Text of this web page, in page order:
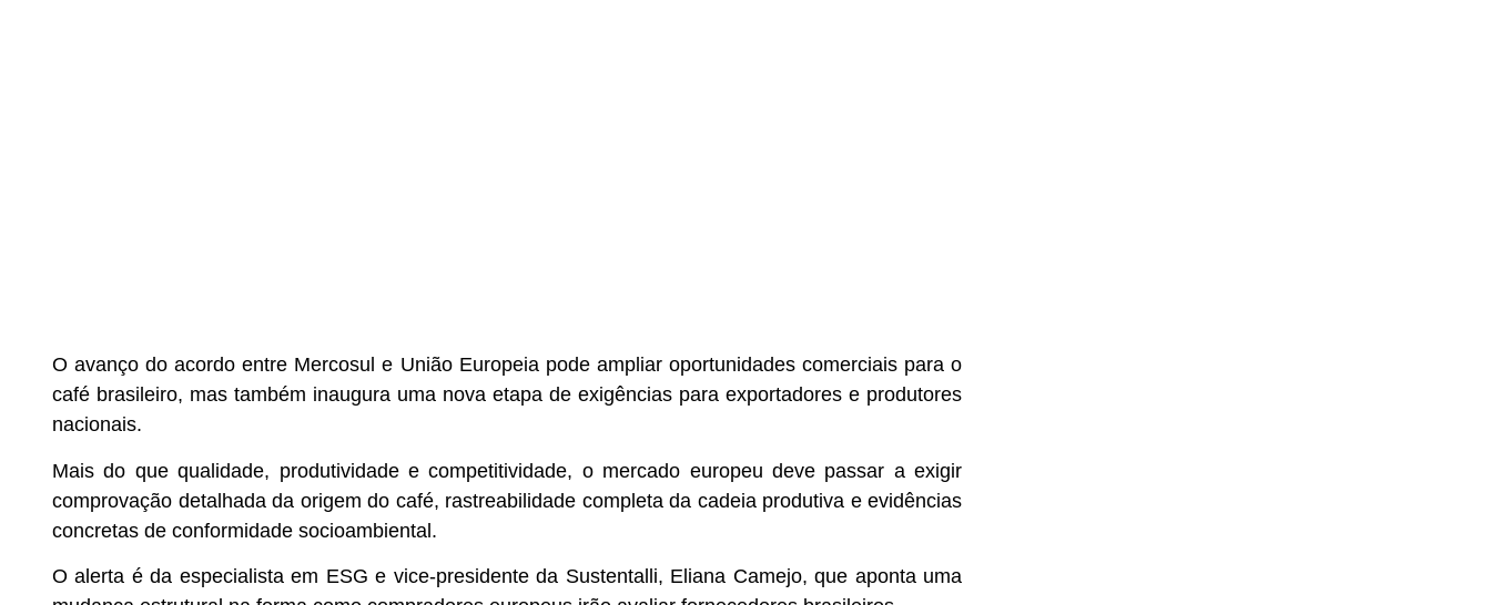
O avanço do acordo entre Mercosul e União Europeia pode ampliar oportunidades comerciais para o
café brasileiro, mas também inaugura uma nova etapa de exigências para exportadores e produtores
nacionais.
Mais do que qualidade, produtividade e competitividade, o mercado europeu deve passar a exigir
comprovação detalhada da origem do café, rastreabilidade completa da cadeia produtiva e evidências
concretas de conformidade socioambiental.
O alerta é da especialista em ESG e vice-presidente da Sustentalli, Eliana Camejo, que aponta uma